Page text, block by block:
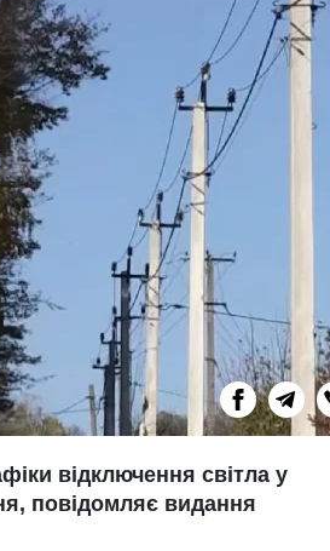
відключення світла у
повідомляє видання